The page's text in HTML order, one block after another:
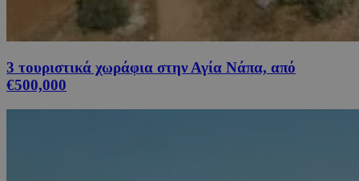
3 τουριστικά χωράφια στην Αγία Νάπα, από
€500,000